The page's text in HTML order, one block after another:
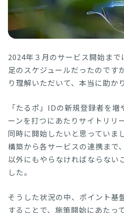
2024年３月のサービス開始ま
足のスケジュールだったのです
り理解いただいて、本当に助か
「たるポ」IDの新規登録者を
ーンを打つにあたりサイトリリ
同時に開始したいと思っていま
構築から各サービスの連携まで
以外にもやらなければならない
した。
そうした状況の中、ポイント基
することで、施策開始にあたっ